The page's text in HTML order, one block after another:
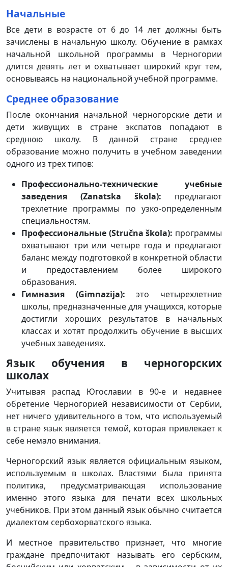
Начальные
Все дети в возрасте от 6 до 14 лет должны быть
зачислены в начальную школу. Обучение в рамках
начальной школьной программы в Черногории
длится девять лет и охватывает широкий круг тем,
основываясь на национальной учебной программе.
Среднее образование
После окончания начальной черногорские дети и
дети живущих в стране экспатов попадают в
среднюю школу. В данной стране среднее
образование можно получить в учебном заведении
одного из трех типов:
Профессионально-технические учебные
заведения (Zanatska škola): предлагают
трехлетние программы по узко-определенным
специальностям.
Профессиональные (Stručna škola): программы
охватывают три или четыре года и предлагают
баланс между подготовкой в конкретной области
и предоставлением более широкого
образования.
Гимназия (Gimnazija): это четырехлетние
школы, предназначенные для учащихся, которые
достигли хороших результатов в начальных
классах и хотят продолжить обучение в высших
учебных заведениях.
Язык обучения в черногорских
школах
Учитывая распад Югославии в 90-е и недавнее
обретение Черногорией независимости от Сербии,
нет ничего удивительного в том, что используемый
в стране язык является темой, которая привлекает к
себе немало внимания.
Черногорский язык является официальным языком,
используемым в школах. Властями была принята
политика, предусматривающая использование
именно этого языка для печати всех школьных
учебников. При этом данный язык обычно считается
диалектом сербохорватского языка.
И местное правительство признает, что многие
граждане предпочитают называть его сербским,